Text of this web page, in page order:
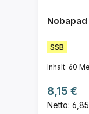
SSB
Inhalt: 60
8,15 €
Netto: